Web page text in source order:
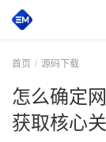
首页 源码下载
怎么确定
获取核心